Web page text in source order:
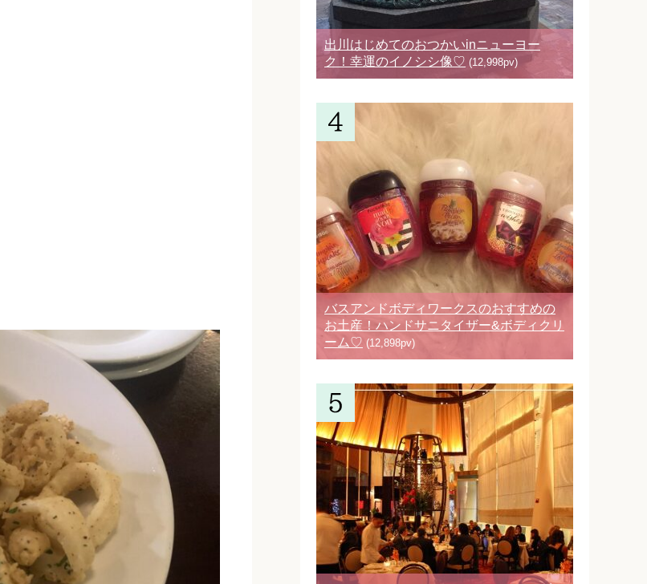
出川はじめてのおつかいinニューヨー
ク！幸運のイノシシ像♡ (12,998pv)
バスアンドボディワークスのおすすめの
お土産！ハンドサニタイザー&ボディクリ
ーム♡ (12,898pv)